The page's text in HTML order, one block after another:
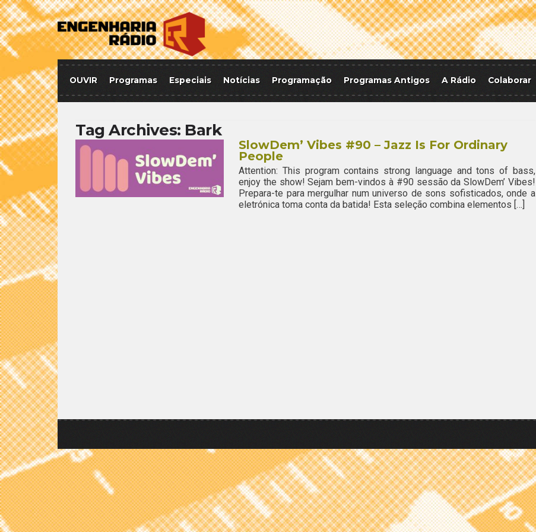
OUVIR Programas Especiais Notícias Programação Programas Antigos A Rádio Colaborar
Tag Archives: Bark
SlowDem’ Vibes #90 – Jazz Is For Ordinary
People
Attention: This program contains strong language and tons of bass,
enjoy the show! Sejam bem-vindos à #90 sessão da SlowDem’ Vibes!
Prepara-te para mergulhar num universo de sons sofisticados, onde a
eletrónica toma conta da batida! Esta seleção combina elementos […]